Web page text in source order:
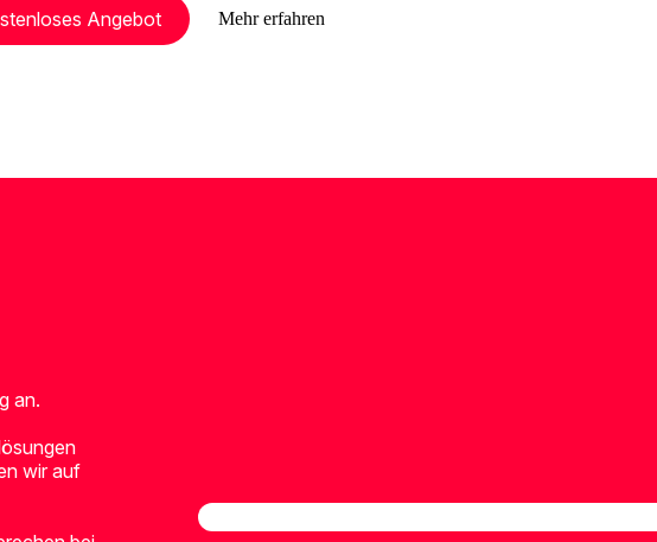
Angebot Mehr erfahren
an.
wir auf